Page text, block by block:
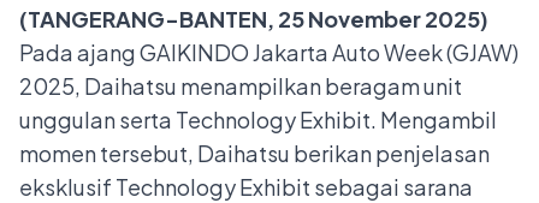
(TANGERANG-BANTEN, 25 November 2025)
Pada ajang GAIKINDO Jakarta Auto Week (GJAW)
2025, Daihatsu menampilkan beragam unit
unggulan serta Technology Exhibit. Mengambil
momen tersebut, Daihatsu berikan penjelasan
eksklusif Technology Exhibit sebagai sarana